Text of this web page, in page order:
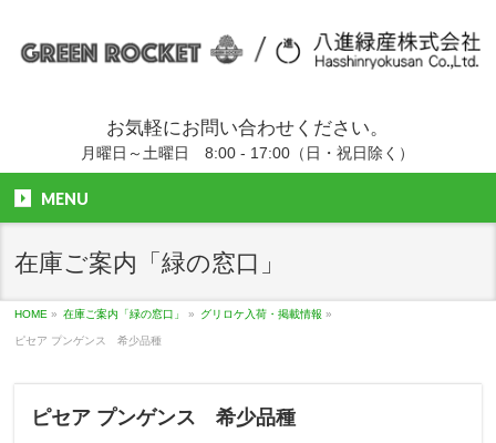
お気軽にお問い合わせください。
月曜日～土曜日 8:00 - 17:00（日・祝日除く）
MENU
在庫ご案内「緑の窓口」
HOME » 在庫ご案内「緑の窓口」 » グリロケ入荷・掲載情報 »
ピセア プンゲンス 希少品種
ピセア プンゲンス 希少品種